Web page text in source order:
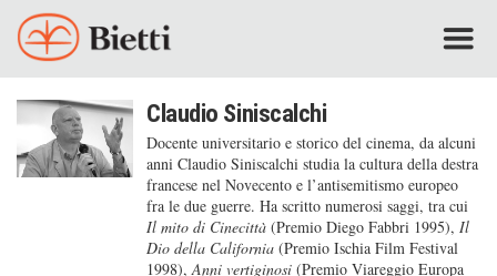
Claudio Siniscalchi
Docente universitario e storico del cinema, da alcuni
anni Claudio Siniscalchi studia la cultura della destra
francese nel Novecento e l’antisemitismo europeo
fra le due guerre. Ha scritto numerosi saggi, tra cui
Il mito di Cinecittà (Premio Diego Fabbri 1995),Il
Dio della California (Premio Ischia Film Festival
1998),Anni vertiginosi (Premio Viareggio Europa